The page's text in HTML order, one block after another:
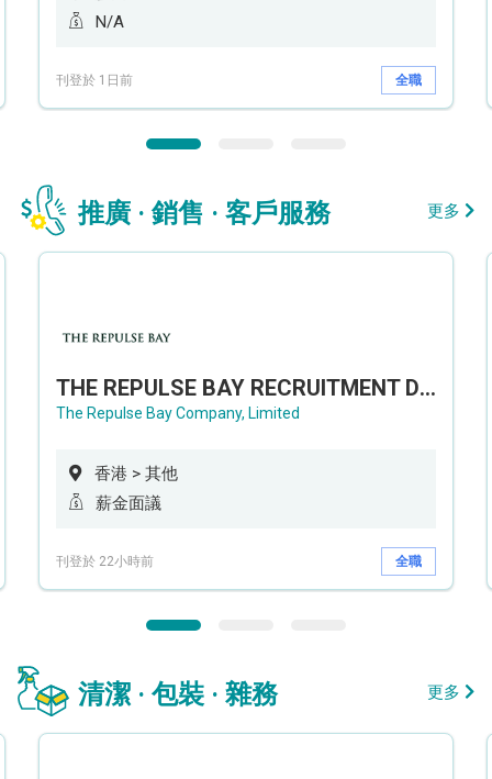
N/A
刊登於 1日前 全職
推廣 · 銷售 · 客戶服務 更多
THE REPULSE BAY RECRUITMENT DAY 淺水灣影灣園人才招聘會
The Repulse Bay Company, Limited
香港 > 其他
薪金面議
刊登於 22小時前 全職
清潔 · 包裝 · 雜務 更多